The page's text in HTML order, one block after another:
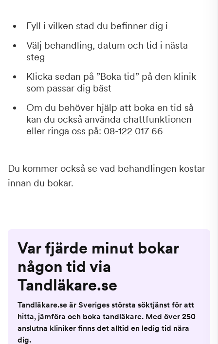
Fyll i vilken stad du befinner dig i
Välj behandling, datum och tid i nästa
steg
Klicka sedan på ”Boka tid” på den klinik
som passar dig bäst
Om du behöver hjälp att boka en tid så
kan du också använda chattfunktionen
eller ringa oss på: 08-122 017 66
Du kommer också se vad behandlingen kostar
innan du bokar.
Var fjärde minut bokar
någon tid via
Tandläkare.se
Tandläkare.se är Sveriges största söktjänst för att
hitta, jämföra och boka tandläkare. Med över 250
anslutna kliniker finns det alltid en ledig tid nära
dig.